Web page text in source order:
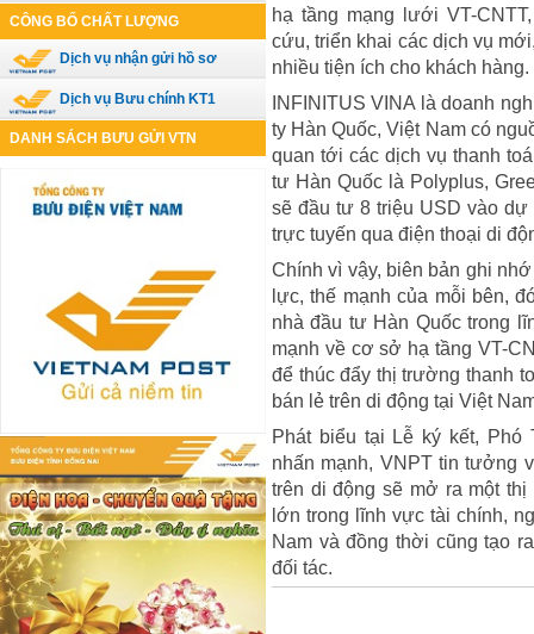
CÔNG BỐ CHẤT LƯỢNG
Dịch vụ nhận gửi hồ sơ
Dịch vụ Bưu chính KT1
DANH SÁCH BƯU GỬI VTN
hạ tầng mạng lưới VT-
cứu, triển khai các dịch vụ
nhiều tiện ích cho khách hàng.
INFINITUS VINA là doanh
ty Hàn Quốc, Việt Nam có
quan tới các dịch vụ thanh
tư Hàn Quốc là Polyplus,
sẽ đầu tư 8 triệu USD vào
trực tuyến qua điện thoại di
Chính vì vậy, biên bản ghi
lực, thế mạnh của mỗi bên,
nhà đầu tư Hàn Quốc trong
mạnh về cơ sở hạ tầng VT-
để thúc đẩy thị trường thanh
bán lẻ trên di động tại Việt
Phát biểu tại Lễ ký kết, Phó
nhấn mạnh, VNPT tin tưởng
trên di động sẽ mở ra một
lớn trong lĩnh vực tài chính,
Nam và đồng thời cũng tạo
đối tác.